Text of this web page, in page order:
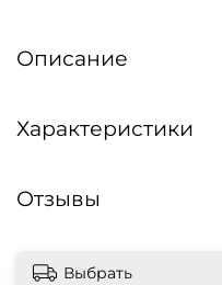
Описание
Характеристики
Отзывы
Выбрать